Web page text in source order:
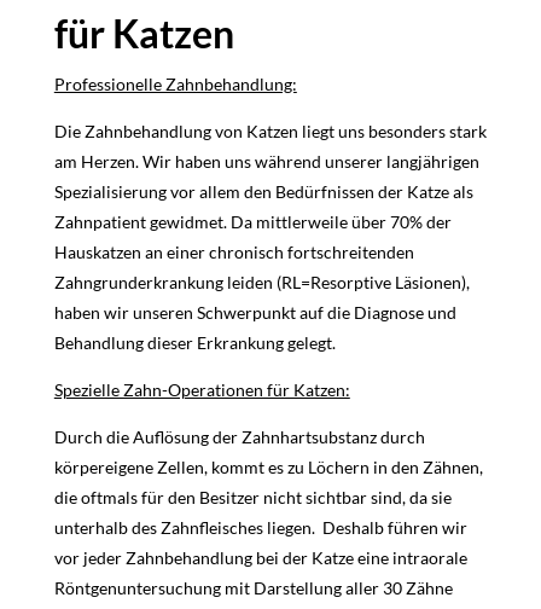
für Katzen
Professionelle Zahnbehandlung:
Die Zahnbehandlung von Katzen liegt uns besonders stark
am Herzen. Wir haben uns während unserer langjährigen
Spezialisierung vor allem den Bedürfnissen der Katze als
Zahnpatient gewidmet. Da mittlerweile über 70% der
Hauskatzen an einer chronisch fortschreitenden
Zahngrunderkrankung leiden (RL=Resorptive Läsionen),
haben wir unseren Schwerpunkt auf die Diagnose und
Behandlung dieser Erkrankung gelegt.
Spezielle Zahn-Operationen für Katzen:
Durch die Auflösung der Zahnhartsubstanz durch
körpereigene Zellen, kommt es zu Löchern in den Zähnen,
die oftmals für den Besitzer nicht sichtbar sind, da sie
unterhalb des Zahnfleisches liegen. Deshalb führen wir
vor jeder Zahnbehandlung bei der Katze eine intraorale
Röntgenuntersuchung mit Darstellung aller 30 Zähne